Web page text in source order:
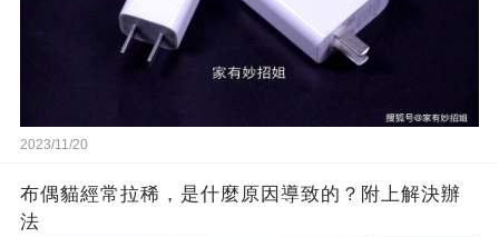
2023/11/20
布偶貓經常拉稀，是什麼原因導致的？附上解決辦
法